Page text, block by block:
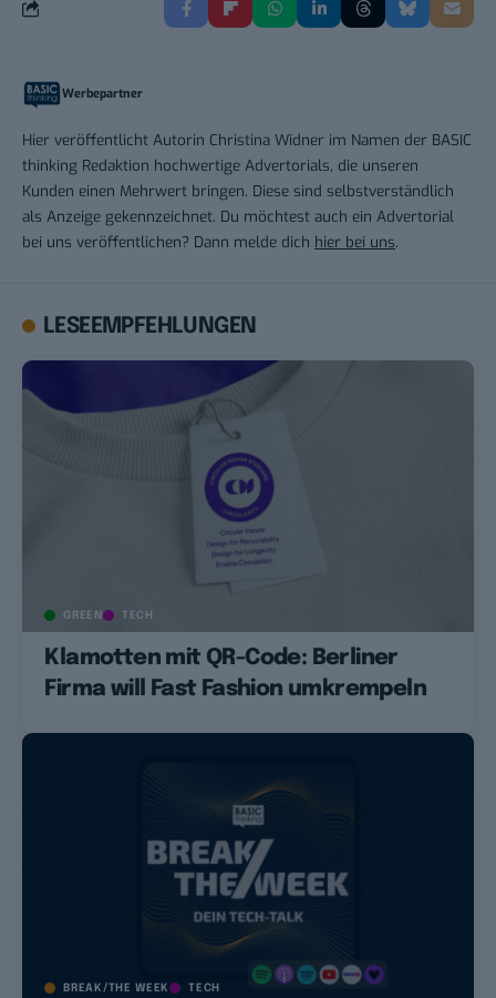
Werbepartner
Hier veröffentlicht Autorin Christina Widner im Namen der BASIC
thinking Redaktion hochwertige Advertorials, die unseren
Kunden einen Mehrwert bringen. Diese sind selbstverständlich
als Anzeige gekennzeichnet. Du möchtest auch ein Advertorial
bei uns veröffentlichen? Dann melde dich hier bei uns.
LESEEMPFEHLUNGEN
GREEN TECH
Klamotten mit QR-Code: Berliner
Firma will Fast Fashion umkrempeln
BREAK/THE WEEK TECH